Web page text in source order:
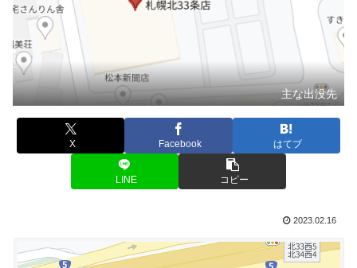
主な出没先
X Facebook はてブ
LINE コピー
2023.02.16